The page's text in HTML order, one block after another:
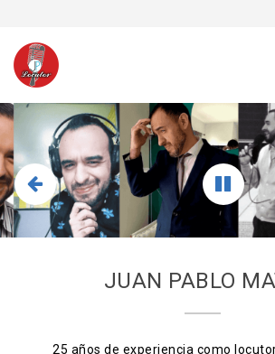
Inicio
Demo
Chavorrucadas
JUAN PABLO
25 años de experiencia como